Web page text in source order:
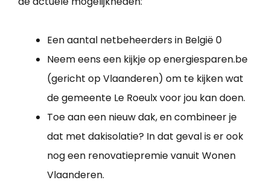
Een aantal netbeheerders in België 0
Neem eens een kijkje op energiesparen.be
(gericht op Vlaanderen) om te kijken wat
de gemeente Le Roeulx voor jou kan doen.
Toe aan een nieuw dak, en combineer je
dat met dakisolatie? In dat geval is er ook
nog een renovatiepremie vanuit Wonen
Vlaanderen.